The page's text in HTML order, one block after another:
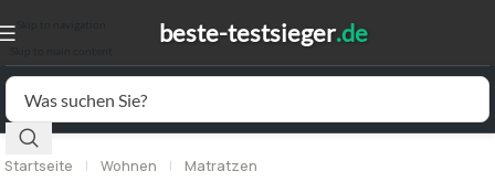
Startseite | Wohnen | Matratzen